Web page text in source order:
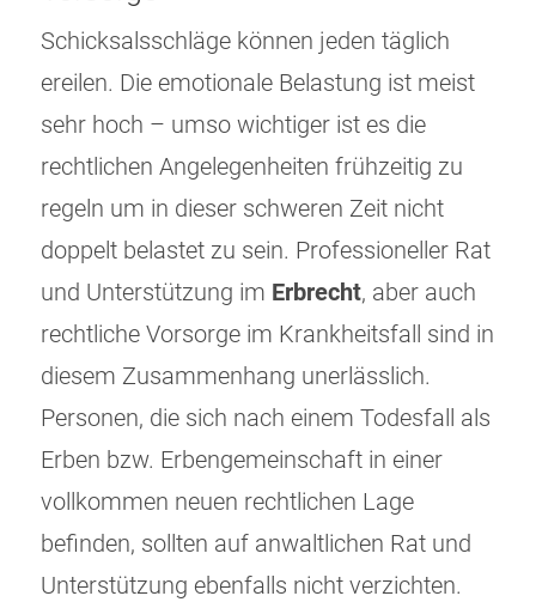
Schicksalsschläge können jeden täglich
ereilen. Die emotionale Belastung ist meist
sehr hoch – umso wichtiger ist es die
rechtlichen Angelegenheiten frühzeitig zu
regeln um in dieser schweren Zeit nicht
doppelt belastet zu sein. Professioneller Rat
und Unterstützung im Erbrecht, aber auch
rechtliche Vorsorge im Krankheitsfall sind in
diesem Zusammenhang unerlässlich.
Personen, die sich nach einem Todesfall als
Erben bzw. Erbengemeinschaft in einer
vollkommen neuen rechtlichen Lage
befinden, sollten auf anwaltlichen Rat und
Unterstützung ebenfalls nicht verzichten.